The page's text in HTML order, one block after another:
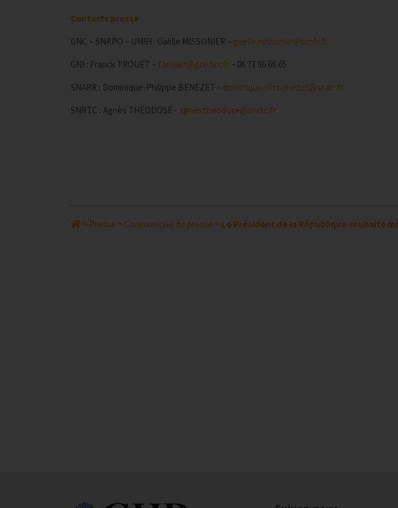
Contacts presse
GNC – SNRPO – UMIH : Gaëlle MISSONIER – gaelle.missonier@umih.fr
GNI : Franck TROUET – f.trouet@gni-hcr.fr – 06 73 86 66 65
SNARR : Dominique-Philippe BENEZET – dominique-ph.benezet@snarr.fr
SNRTC : Agnès THEODOSE - agnes.theodose@snrtc.fr
> Presse > Communiqué de presse > Le Président de la République souhaite